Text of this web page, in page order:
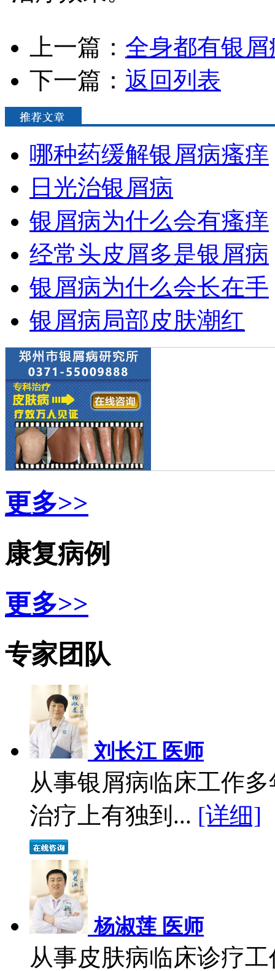
上一篇： 全身都有银屑
下一篇： 返回列表
哪种药缓解银屑病瘙痒
日光治银屑病
银屑病为什么会有瘙痒
经常头皮屑多是银屑病
银屑病为什么会长在手
银屑病局部皮肤潮红
更多>>
康复病例
更多>>
专家团队
刘长江 医师
从事银屑病临床工作
治疗上有独到... [详细]
杨淑莲 医师
从事皮肤病临床诊疗